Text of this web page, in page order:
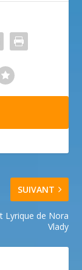
SUIVANT
Lyrique de Nora
Vlady